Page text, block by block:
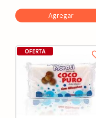
Agregar
OFERTA